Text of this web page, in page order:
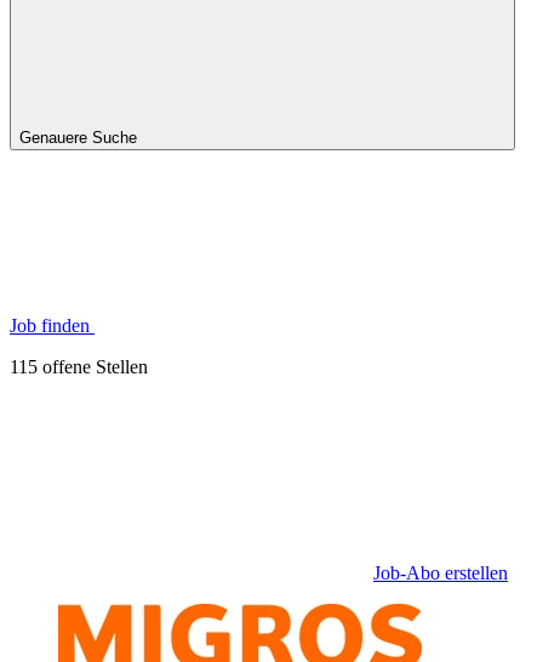
Genauere Suche
Job finden
115 offene Stellen
Job-Abo erstellen